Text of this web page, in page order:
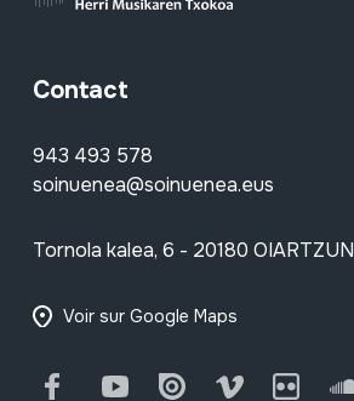
Contact
943 493 578
soinuenea@soinuenea.eus
Tornola kalea, 6 - 20180 OIARTZUN
Voir sur Google Maps
FacebookYoutube Issuu Vimeo Flickr